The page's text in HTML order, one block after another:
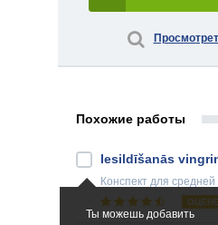
Похожие работы
Ты можешь добавить
Iesildīšanās
Конспект для